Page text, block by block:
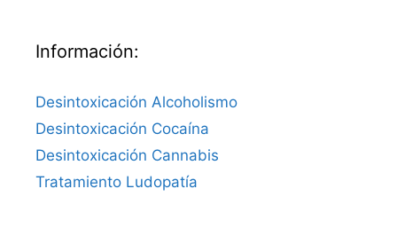
Información:
Desintoxicación Alcoholismo
Desintoxicación Cocaína
Desintoxicación Cannabis
Tratamiento Ludopatía